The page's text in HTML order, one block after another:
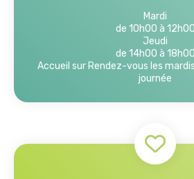
Mardi
de 10h00 à 12h00
Jeudi
de 14h00 à 18h00
Accueil sur Rendez-vous les
journée